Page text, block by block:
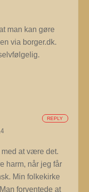
man kan gøre
via borger.dk.
at være det.
harm, når jeg får
Min folkekirke
forventede at
REPLY